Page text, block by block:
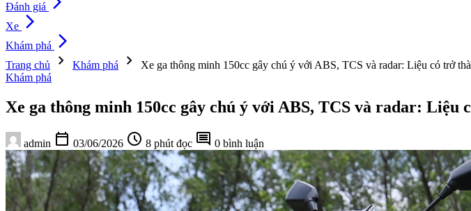
Đánh giá
Xe arrow_forward_ios
Khám phá arrow_forward_ios
Trang chủ chevron_right Khám phá chevron_right
Xe ga thông minh 150cc gây chú ý với ABS, TCS và radar: Liệu có trở
Khám phá
Xe ga thông minh 150cc gây chú ý với ABS, TCS và radar:
admin calendar_today 03/06/2026 schedule 8 phút đọc comment 0 bình luận